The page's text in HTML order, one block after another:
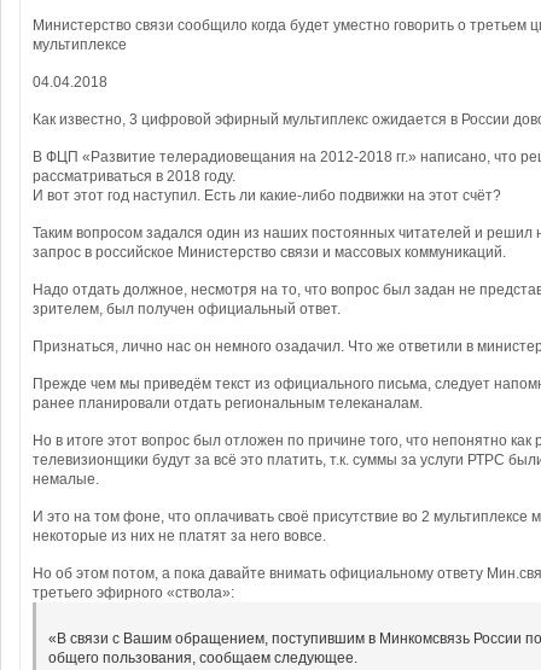
Министерство связи сообщило когда будет уместно говорить о
мультиплексе
04.04.2018
Как известно, 3 цифровой эфирный мультиплекс ожидается в России
В ФЦП «Развитие телерадиовещания на 2012-2018 гг.» написано, что
рассматриваться в 2018 году.
И вот этот год наступил. Есть ли какие-либо подвижки на этот счёт?
Таким вопросом задался один из наших постоянных читателей и
запрос в российское Министерство связи и массовых коммуникаций.
Надо отдать должное, несмотря на то, что вопрос был задан не
зрителем, был получен официальный ответ.
Признаться, лично нас он немного озадачил. Что же ответили в
Прежде чем мы приведём текст из официального письма, следует
ранее планировали отдать региональным телеканалам.
Но в итоге этот вопрос был отложен по причине того, что непонятно как
телевизионщики будут за всё это платить, т.к. суммы за услуги РТРС
немалые.
И это на том фоне, что оплачивать своё присутствие во 2 мультиплексе
некоторые из них не платят за него вовсе.
Но об этом потом, а пока давайте внимать официальному ответу
третьего эфирного «ствола»:
«В связи с Вашим обращением, поступившим в Минкомсвязь России
общего пользования, сообщаем следующее.